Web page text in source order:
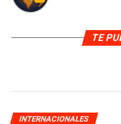
TE
INTERNACIONALES